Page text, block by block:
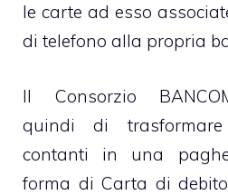
le carte ad esso
di telefono alla propria
Il Consorzio
quindi di
contanti in una
forma di Carta di